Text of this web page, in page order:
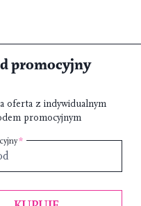
promocyjny
oferta z indywidualnym
promocyjnym